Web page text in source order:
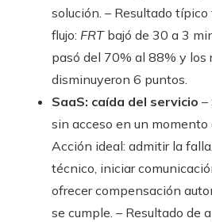
solución. – Resultado
flujo: FRTbajó de 30 a 3
pasó del 70% al 88% y los
disminuyeron 6 puntos.
SaaS: caída del servicio –
sin acceso en un momento
Acción ideal: admitir la
técnico, iniciar
ofrecer compensación
se cumple. – Resultado de